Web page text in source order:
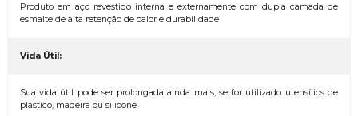
Produto em aço revestido interna e externamente com dupla camada de
esmalte de alta retenção de calor e durabilidade
Vida Útil:
Sua vida útil pode ser prolongada ainda mais, se for utilizado utensílios de
plástico, madeira ou silicone